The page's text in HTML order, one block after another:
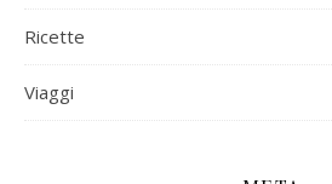
Ricette
Viaggi